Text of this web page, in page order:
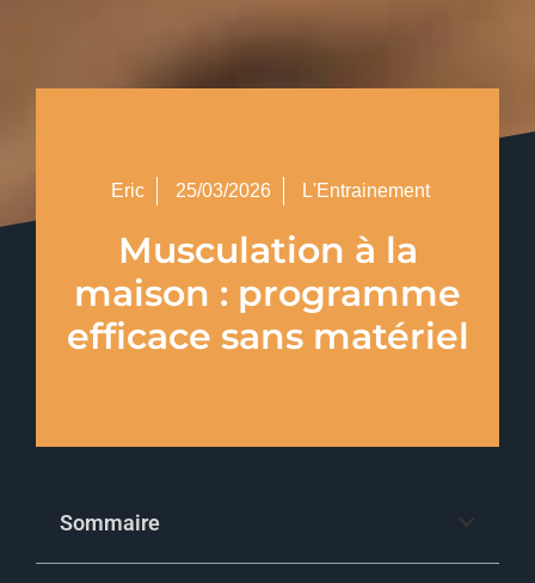
Eric 25/03/2026 L'Entrainement
Musculation à la
maison : programme
efficace sans matériel
Sommaire